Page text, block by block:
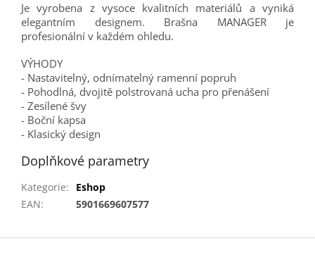
Je vyrobena z vysoce kvalitních materiálů a vyniká
elegantním designem. Brašna MANAGER je
profesionální v každém ohledu.
VÝHODY
- Nastavitelný, odnímatelný ramenní popruh
- Pohodlná, dvojitě polstrovaná ucha pro přenášení
- Zesílené švy
- Boční kapsa
- Klasický design
Doplňkové parametry
Kategorie:
Eshop
EAN: 5901669607577
Z